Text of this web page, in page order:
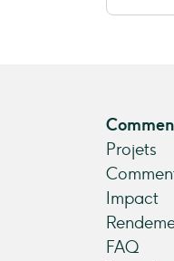
Projets
Impact
FAQ